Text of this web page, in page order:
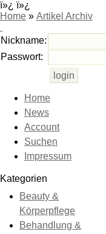
ï»¿ ï»¿
Home » Artikel Archiv
Nickname:
Passwort:
Home
News
Account
Suchen
Impressum
Kategorien
Beauty &
Körperpflege
Behandlung &